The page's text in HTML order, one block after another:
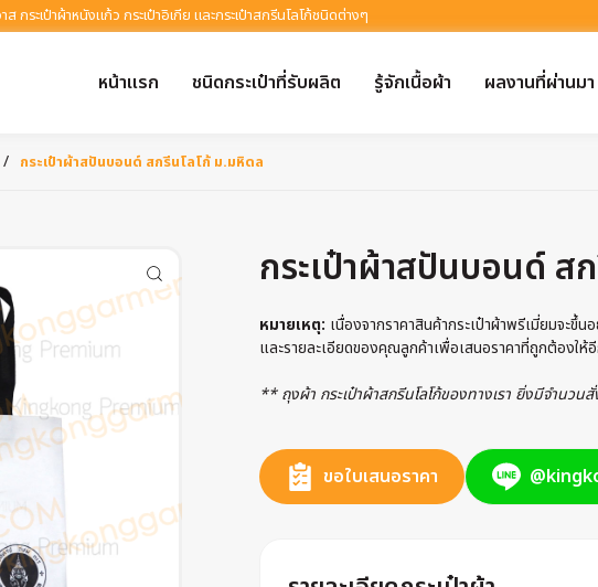
กระเป๋าผ้าหนังแก้ว กระเป๋าอิเกีย และกระเป๋าสกรีนโลโก้ชนิดต่างๆ
หน้าแรก ชนิดกระเป๋าที่รับผลิต รู้จักเนื้อผ้า ผลงานที่ผ่านมา
/ กระเป๋าผ้าสปันบอนด์ สกรีนโลโก้ ม.มหิดล
กระเป๋าผ้าสปันบอนด์ ส
หมายเหตุ: เนื่องจากราคาสินค้ากระเป๋าผ้าพรีเมี่ยมจะ
และรายละเอียดของคุณลูกค้าเพื่อเสนอราคาที่ถูกต้องให้
** ถุงผ้า กระเป๋าผ้าสกรีนโลโก้ของทางเรา ยิ่งมีจำนว
ขอใบเสนอราคา